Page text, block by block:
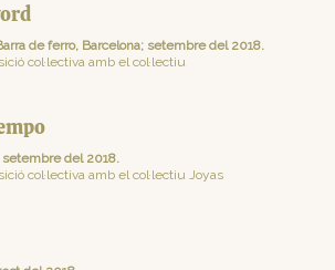
de ferro, Barcelona; setembre del 2018.
col·lectiva amb el col·lectiu
setembre del 2018.
col·lectiva amb el col·lectiu Joyas